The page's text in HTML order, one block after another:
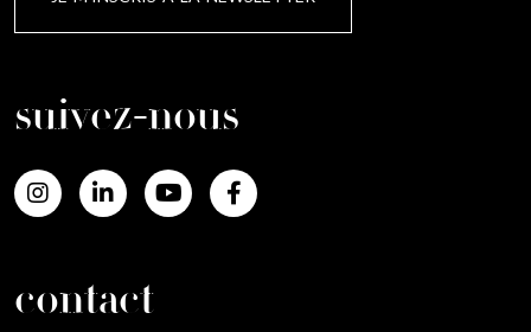
suivez-nous
contact